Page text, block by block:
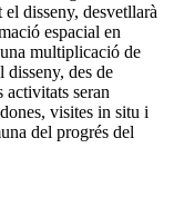
disseny, desvetllarà
espacial en
multiplicació de
disseny, des de
seran
visites in situ i
del progrés del